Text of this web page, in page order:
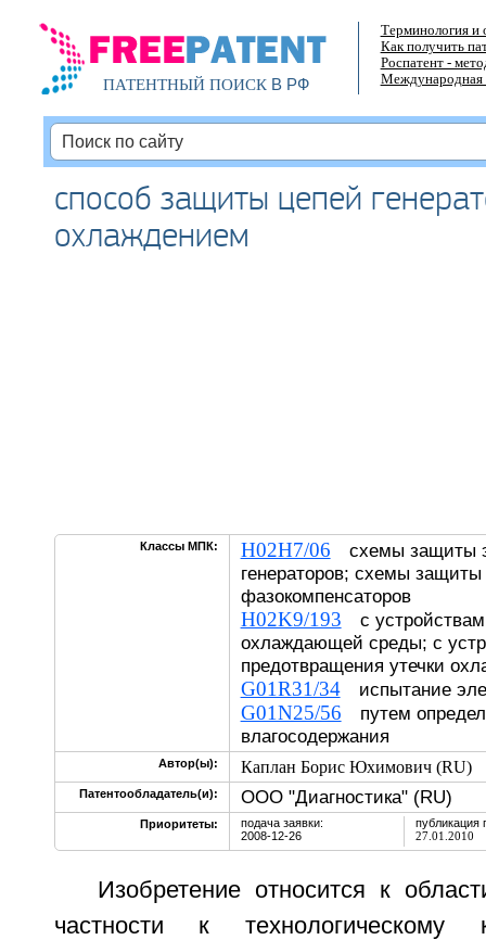
ПАТЕНТНЫЙ ПОИСКВ РФ
Терминология и
Как получить
Роспатент -
Международная
способ защиты цепей
охлаждением
Классы МПК: H02H7/06 схемы защиты
генераторов; схемы
фазокомпенсаторов
H02K9/193 с
охлаждающей среды; с
предотвращения утечки
G01R31/34испытание
G01N25/56 путем
влагосодержания
Автор(ы): Каплан Борис Юхимович (RU)
Патентообладатель(и): ООО "Диагностика" (RU)
Приоритеты:
подача заявки:
2008-12-26
публикация
27.01.2010
Изобретение относится к
частности к